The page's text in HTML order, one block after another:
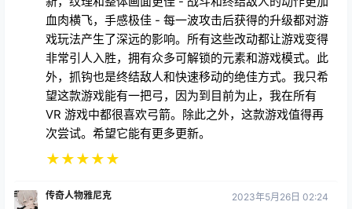
血肉横飞，手感极佳 - 每一波攻击后获得的升级都对游
戏玩法产生了深远的影响。所有这些改动都让游戏变得
非常引人入胜，拥有众多可解锁的元素和游戏模式。此
外，抓钩也是终结敌人和快速移动的绝佳方式。我只希
望这款游戏能有一把弓，因为到目前为止，我在所有
VR 游戏中都很喜欢弓箭。除此之外，这款游戏值得再
次尝试。希望它能有更多更新。
★★★★★
传奇人物雅尼克 2023年5月26日 02:24